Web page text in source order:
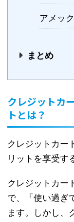
アメッ
まとめ
クレジットカ
トとは？
クレジットカー
リットを享受す
クレジットカー
で、「使い過ぎ
ます。しかし、